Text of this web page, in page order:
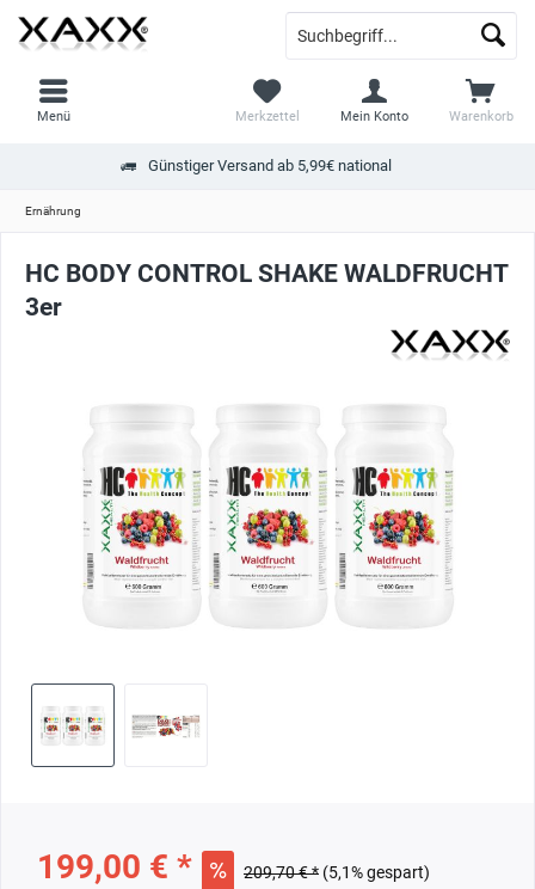
Günstiger Versand ab 5,99€ national
Warenkorb
Merkzettel Mein Konto
Menü
Ernährung
HC BODY CONTROL SHAKE WALDFRUCHT
3er
199,00 € * 209,70 € * (5,1% gespart)